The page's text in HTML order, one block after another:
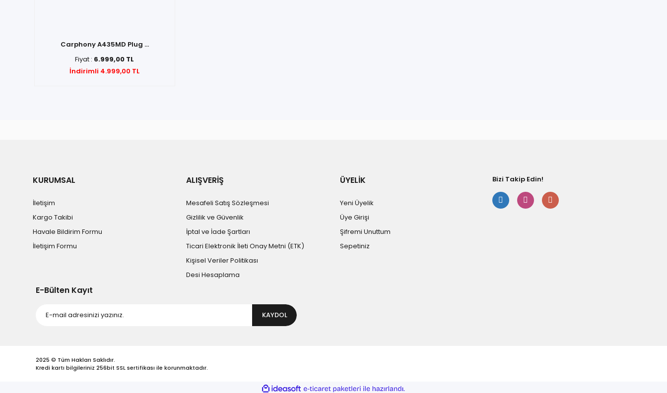
Carphony A435MD Plug ...
Fiyat : 6.999,00 TL
İndirimli 4.999,00 TL
KURUMSAL
İletişim
Kargo Takibi
Havale Bildirim Formu
İletişim Formu
ALIŞVERİŞ
Mesafeli Satış Sözleşmesi
Gizlilik ve Güvenlik
İptal ve İade Şartları
Ticari Elektronik İleti Onay Metni (ETK)
Kişisel Veriler Politikası
Desi Hesaplama
ÜYELİK
Yeni Üyelik
Üye Girişi
Şifremi Unuttum
Sepetiniz
Bizi Takip Edin!
E-Bülten Kayıt
KAYDOL
2025 © Tüm Hakları Saklıdır.
Kredi kartı bilgileriniz 256bit SSL sertifikası ile korunmaktadır.
ideasoft e-